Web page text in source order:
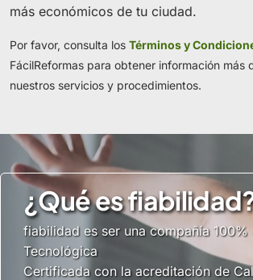
más económicos de tu ciudad.
Por favor, consulta los Términos y
FácilReformas para obtener información más
nuestros servicios y procedimientos.
¿Qué es
fiabilidades ser una compañía 100%
Tecnológica
Certificada con la acreditación de